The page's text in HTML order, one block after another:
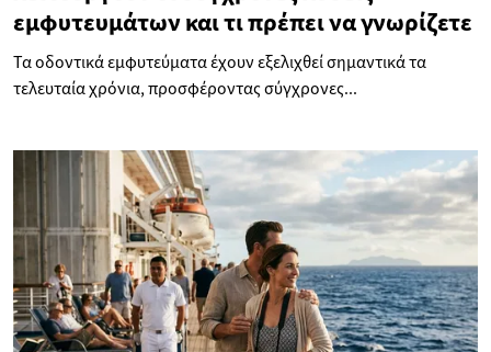
εμφυτευμάτων και τι πρέπει να γνωρίζετε
Τα οδοντικά εμφυτεύματα έχουν εξελιχθεί σημαντικά τα
τελευταία χρόνια, προσφέροντας σύγχρονες...